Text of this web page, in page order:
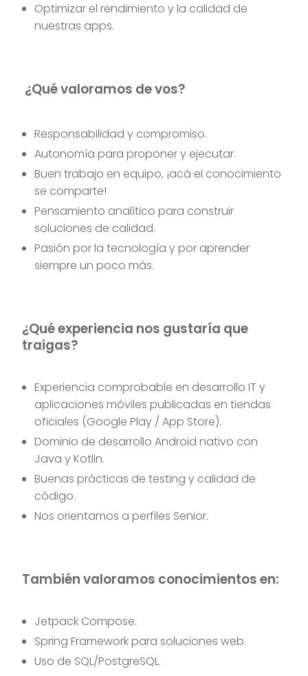
Optimizar el rendimiento y la calidad de
nuestras apps.
¿Qué valoramos de vos?
Responsabilidad y compromiso.
Autonomía para proponer y ejecutar.
Buen trabajo en equipo, ¡acá el conocimiento
se comparte!
Pensamiento analítico para construir
soluciones de calidad.
Pasión por la tecnología y por aprender
siempre un poco más.
¿Qué experiencia nos gustaría que
traigas?
Experiencia comprobable en desarrollo IT y
aplicaciones móviles publicadas en tiendas
oficiales (Google Play / App Store).
Dominio de desarrollo Android nativo con
Java y Kotlin.
Buenas prácticas de testing y calidad de
código.
Nos orientamos a perfiles Senior.
También valoramos conocimientos en:
Jetpack Compose.
Spring Framework para soluciones web.
Uso de SQL/PostgreSQL.